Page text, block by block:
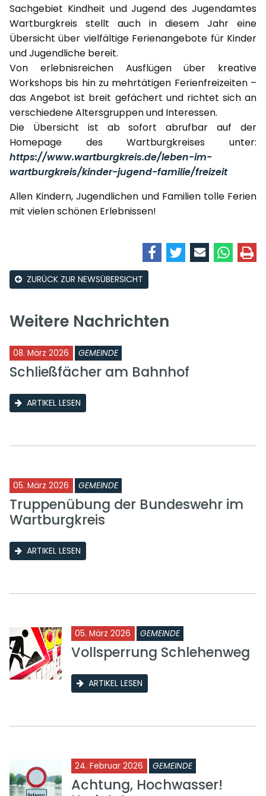
Sachgebiet Kindheit und Jugend des Jugendamtes
Wartburgkreis stellt auch in diesem Jahr eine
Übersicht über vielfältige Ferienangebote für Kinder
und Jugendliche bereit.
Von erlebnisreichen Ausflügen über kreative
Workshops bis hin zu mehrtätigen Ferienfreizeiten –
das Angebot ist breit gefächert und richtet sich an
verschiedene Altersgruppen und Interessen.
Die Übersicht ist ab sofort abrufbar auf der
Homepage des Wartburgkreises unter:
https://www.wartburgkreis.de/leben-im-
wartburgkreis/kinder-jugend-familie/freizeit
Allen Kindern, Jugendlichen und Familien tolle Ferien
mit vielen schönen Erlebnissen!
ZURÜCK ZUR NEWSÜBERSICHT
Weitere Nachrichten
08. März 2026 GEMEINDE
Schließfächer am Bahnhof
ARTIKEL LESEN
05. März 2026 GEMEINDE
Truppenübung der Bundeswehr im
Wartburgkreis
ARTIKEL LESEN
05. März 2026 GEMEINDE
Vollsperrung Schlehenweg
ARTIKEL LESEN
24. Februar 2026 GEMEINDE
Achtung, Hochwasser!